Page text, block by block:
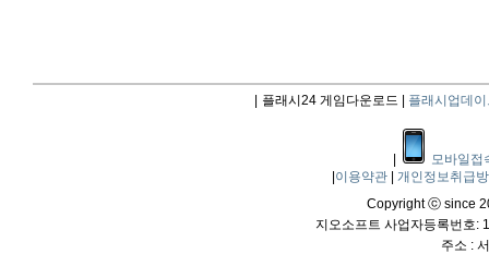
플래시24 게임다운로드 | 플래시업데이
모바일접
이용약관
개인정보취급
Copyright ⓒ since
지오소프트 사업자등록번호:
주소 :